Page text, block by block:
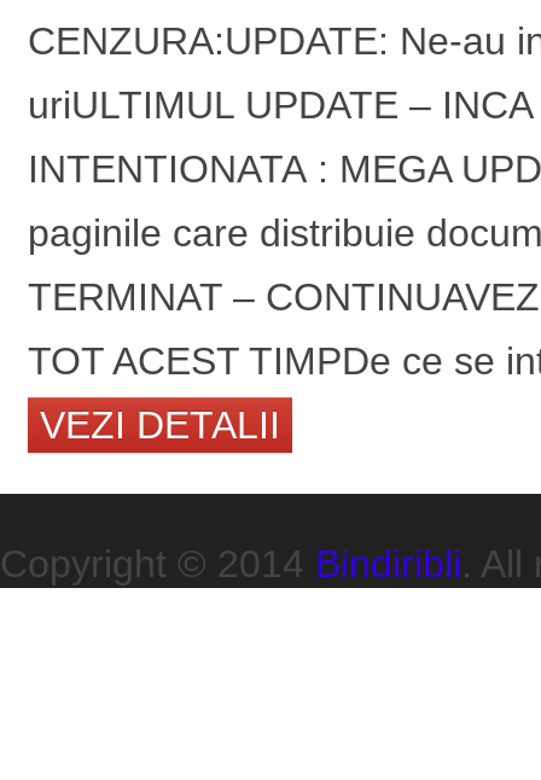
CENZURA:UPDATE: Ne-au
uriULTIMUL UPDATE –
INTENTIONATA : MEGA
paginile care distribuie
TERMINAT –
TOT ACEST TIMPDe ce se
VEZI DETALII
Copyright © 2014 Bindiribli. All